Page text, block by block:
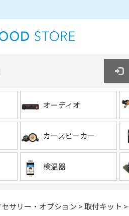
オーディオ
カースピーカー
検温器
セサリー・オプション 取付キット